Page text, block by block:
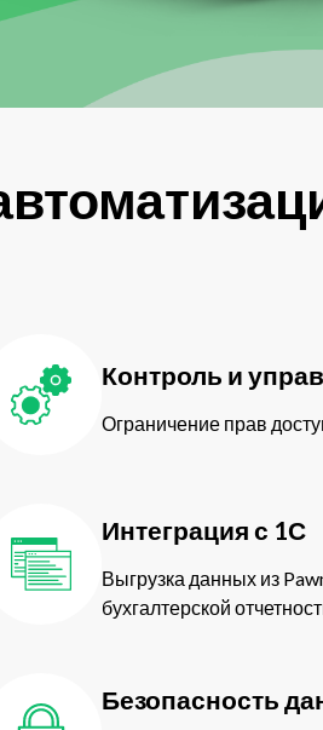
Контроль и
Ограничение прав
Интеграция с 1С
Выгрузка данных из
бухгалтерской
Безопасность